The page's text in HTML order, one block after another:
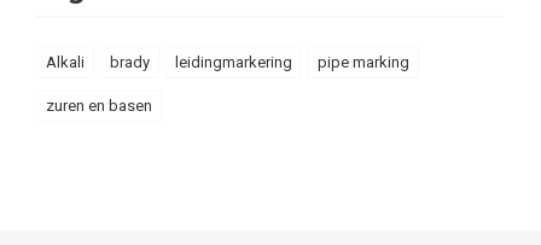
Alkali brady leidingmarkering pipe marking
zuren en basen